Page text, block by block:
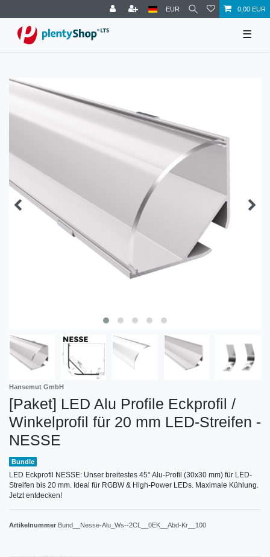
EUR 0,00 EUR
☰
Hansemut GmbH
[Paket] LED Alu Profile Eckprofil /
Winkelprofil für 20 mm LED-Streifen -
NESSE
Bundle
LED Eckprofil NESSE: Unser breitestes 45° Alu-Profil (30x30 mm) für LED-
Streifen bis 20 mm. Ideal für RGBW & High-Power LEDs. Maximale Kühlung.
Jetzt entdecken!
Artikelnummer Bund__Nesse-Alu_Ws--2CL__0EK__Abd-Kr__100